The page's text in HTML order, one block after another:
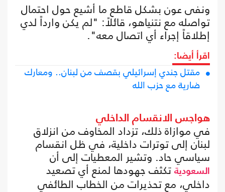
ونفى عون بشكل قاطع ما أشيع حول احتمال
تواصله مع نتنياهو، قائلاً: "لم يكن وارداً لدي
إطلاقاً إجراء أي اتصال معه".
اقرأ أيضا:
مقتل جندي إسرائيلي بقصف من لبنان.. ومعارك
ضارية مع حزب الله
هواجس الانقسام الداخلي
في موازاة ذلك، تزداد المخاوف من انزلاق
لبنان إلى توترات داخلية، في ظل انقسام
سياسي حاد. وتشير المعطيات إلى أن
السعودية تكثف جهودها لمنع أي تصعيد
داخلي، مع تحذيرات من الخطاب الطائفي